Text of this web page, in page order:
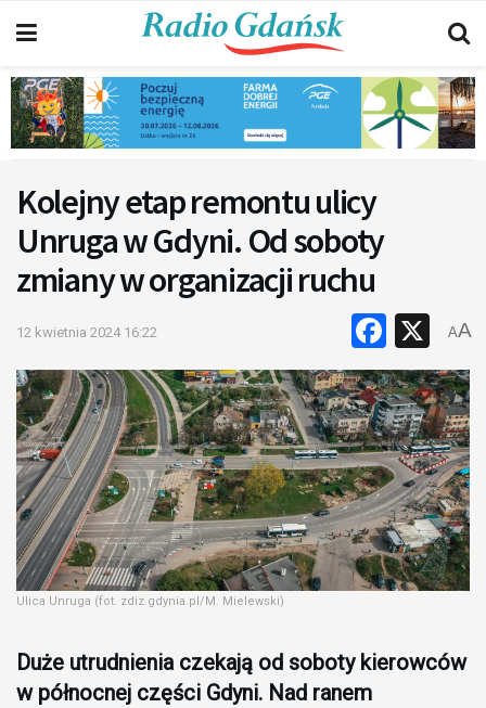
Kolejny etap remontu ulicy
Unruga w Gdyni. Od soboty
zmiany w organizacji ruchu
12 kwietnia 2024 16:22 X
AA
Ulica Unruga (fot. zdiz.gdynia.pl/M. Mielewski)
Duże utrudnienia czekają od soboty kierowców
w północnej części Gdyni. Nad ranem